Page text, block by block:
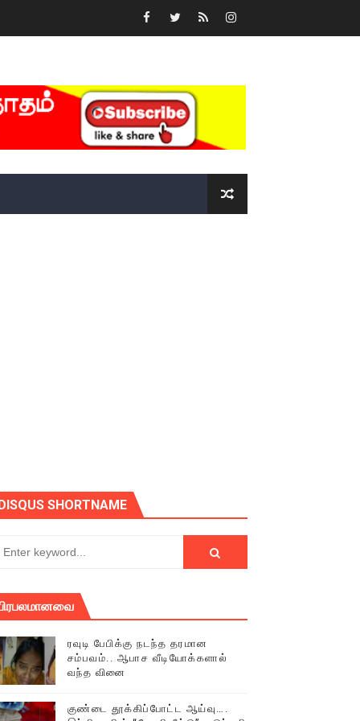
அழைக்கின்றோம்.
(செய்தியும்,படங்களும்..)
SHORTNAME
ரவுடி பேபிக்கு நடந்த தரமான
சம்பவம்.. ஆபாச வீடியோக்களால்
வந்த வினை
குண்டை தூக்கிப்போட்ட ஆய்வு….